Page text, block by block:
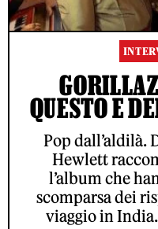
QUESTO E
Pop dall’aldilà.
Hewlett
l’album che
scomparsa dei
viaggio in